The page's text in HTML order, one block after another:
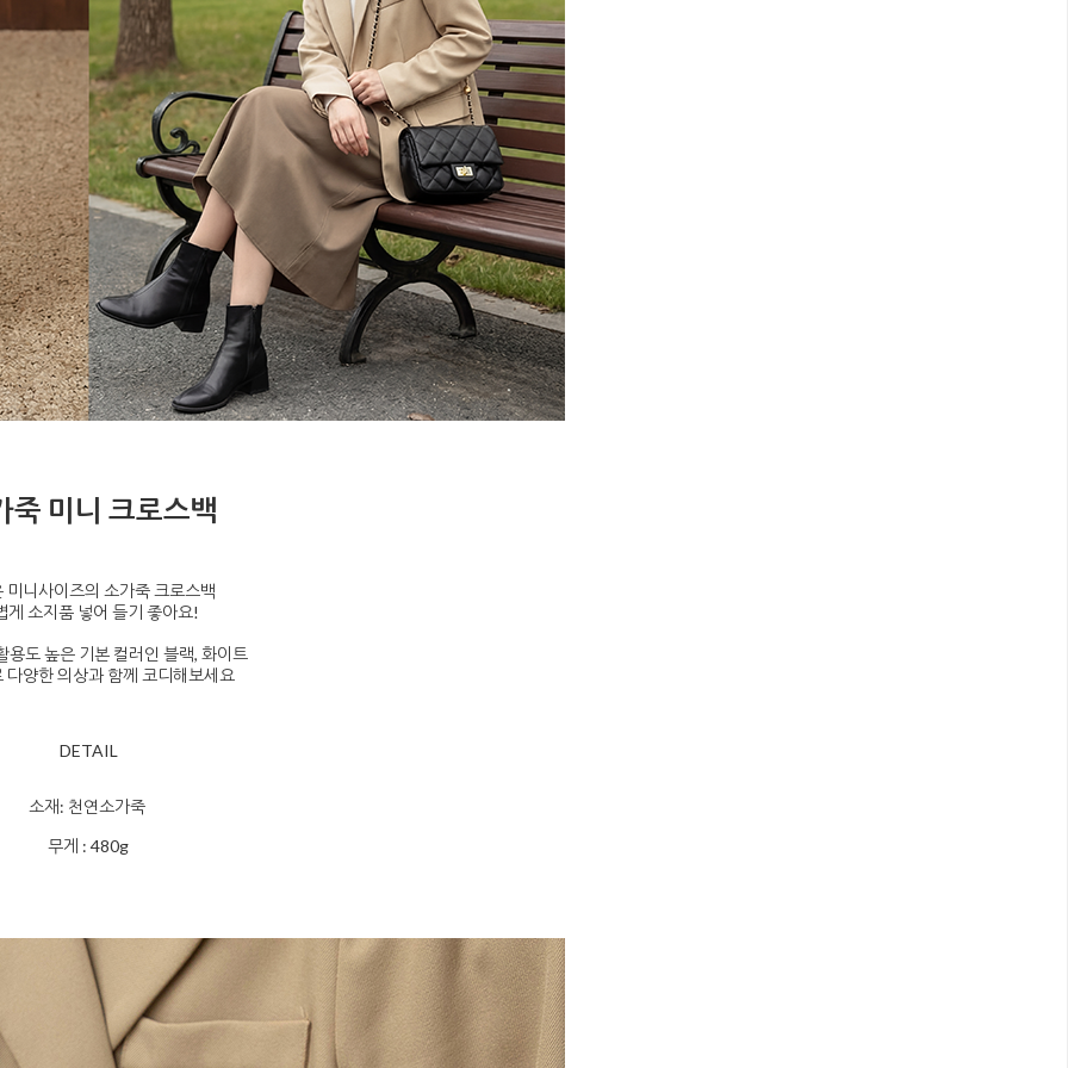
죽 미니 크로스백
미니사이즈의 소가죽 크로스백
게 소지품 넣어 들기 좋아요!
용도 높은 기본 컬러인 블랙, 화이트
다양한 의상과 함께 코디해보세요
DETAIL
소재: 천연소가죽
무게 : 480g